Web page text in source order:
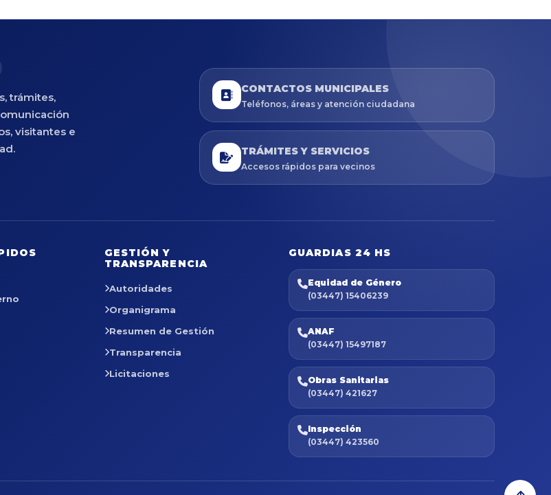
trámites,
visitantes e
CONTACTOS MUNICIPALES
Teléfonos, áreas y atención ciudadana
TRÁMITES Y SERVICIOS
Accesos rápidos para vecinos
GESTIÓN Y
TRANSPARENCIA
Autoridades
Organigrama
Resumen de Gestión
Transparencia
Licitaciones
GUARDIAS 24 HS
Equidad de Género
(03447) 15406239
ANAF
(03447) 15497187
Obras Sanitarias
(03447) 421627
Inspección
(03447) 423560